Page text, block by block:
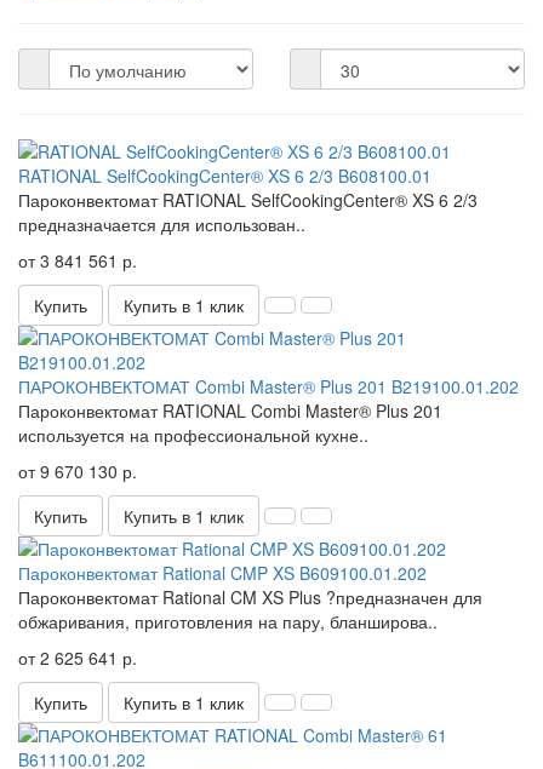
RATIONAL SelfCookingCenter® XS 6 2/3 B608100.01
Пароконвектомат RATIONAL SelfCookingCenter® XS 6 2/3
предназначается для использован..
от 3 841 561 р.
Купить
Купить в 1 клик
ПАРОКОНВЕКТОМАТ Combi Master® Plus 201 B219100.01.202
Пароконвектомат RATIONAL Combi Master® Plus 201
используется на профессиональной кухне..
от 9 670 130 р.
Купить
Купить в 1 клик
Пароконвектомат Rational CMP XS B609100.01.202
Пароконвектомат Rational CM XS Plus ?предназначен для
обжаривания, приготовления на пару, бланширова..
от 2 625 641 р.
Купить
Купить в 1 клик